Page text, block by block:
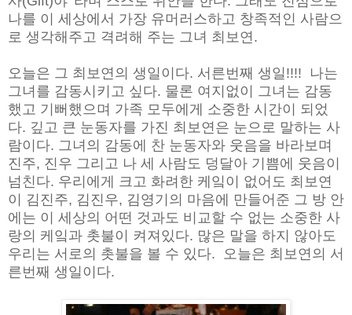
나를 이 세상에서 가장 유머러스하고 창족적인 사람으
로 생각해주고 격려해 주는 그녀 최보연.
오늘은 그 최보연의 생일이다. 서른번째 생일!!!! 나는
그녀를 감동시키고 싶다. 물론 여지없이 그녀는 감동
했고 기뻐했으며 가족 모두에게 소중한 시간이 되었
다. 깊고 큰 눈동자를 가진 최보연은 눈으로 말하는 사
람이다. 그녀의 감동에 찬 눈동자와 웃음을 바라보며
진주, 진우 그리고 나 세 사람도 덩달아 기쁨에 웃음이
넘친다. 우리에게 크고 화려한 케잌이 없어도 최보연
이 김진주, 김진우, 김영기의 마음에 만들어준 그 방 안
에는 이 세상의 어떤 것과도 비교할 수 없는 소중한 사
랑의 케잌과 촛불이 켜져있다. 많은 말을 하지 않아도
우리는 서로의 촛불을 볼 수 있다. 오늘은 최보연의 서
른번째 생일이다.